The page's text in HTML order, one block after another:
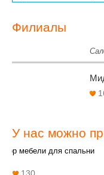
Филиалы
У нас можно
мебели для спальни